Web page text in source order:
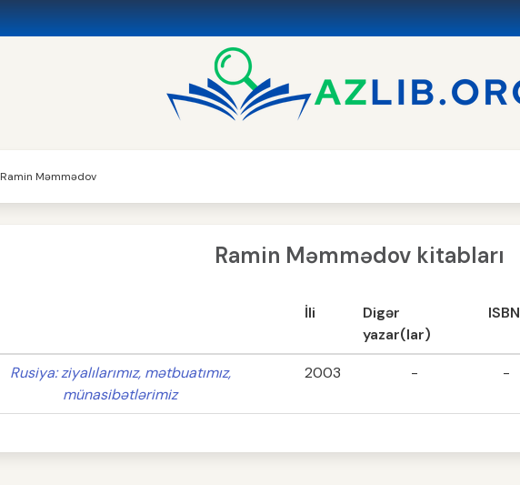
Ramin Məmmədov
Ramin Məmmədov kitabları
İli
Digər
yazar(lar)
ISBN
Rusiya: ziyalılarımız, mətbuatımız,
münasibətlərimiz
2003 - -